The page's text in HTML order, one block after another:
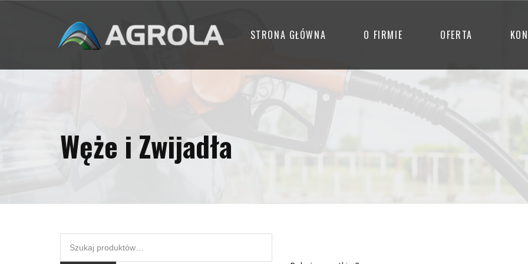
STRONA GŁÓWNA O FIRMIE OFERTA
Węże i Zwijadła